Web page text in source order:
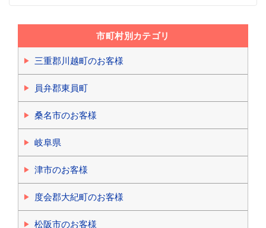
市町村別カテゴリ
三重郡川越町のお客様
員弁郡東員町
桑名市のお客様
岐阜県
津市のお客様
度会郡大紀町のお客様
松阪市のお客様